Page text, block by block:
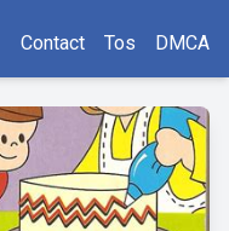
Contact Tos DMCA